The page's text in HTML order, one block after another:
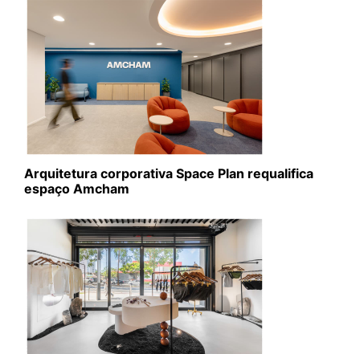
Arquitetura corporativa Space Plan requalifica
espaço Amcham